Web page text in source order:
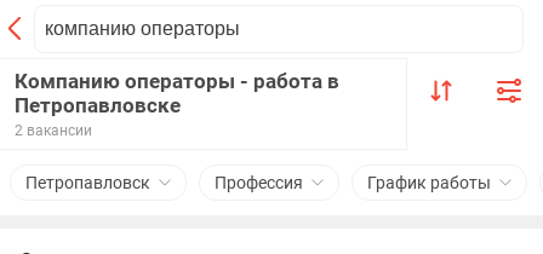
Компанию операторы - работа в
Петропавловске
2 вакансии
Петропавловск Профессия График работы